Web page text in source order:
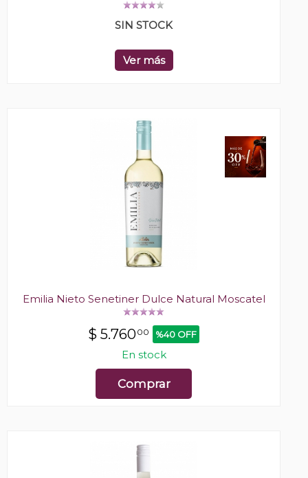
SIN STOCK
Ver más
Emilia Nieto Senetiner Dulce Natural Moscatel
$ 5.76000 %40 OFF
En stock
Comprar